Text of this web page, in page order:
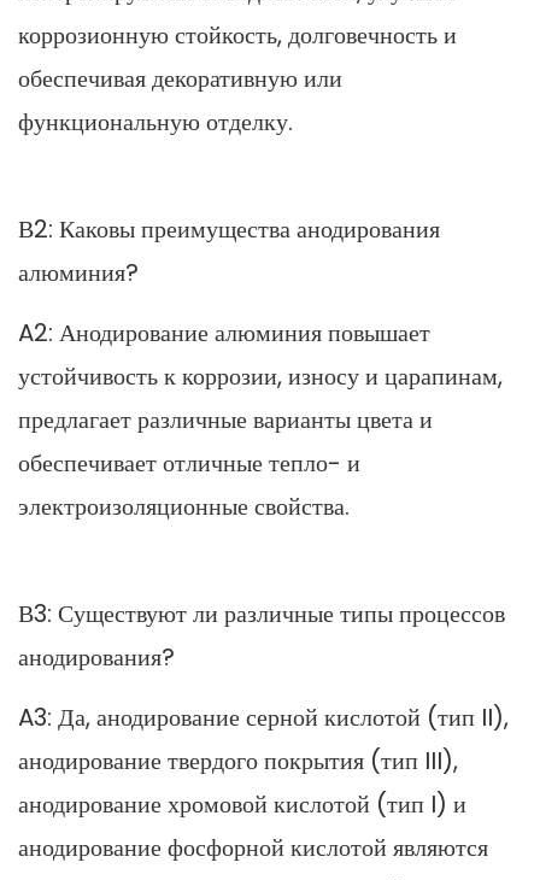
коррозионную стойкость, долговечность и
обеспечивая декоративную или
функциональную отделку.
В2: Каковы преимущества анодирования
алюминия?
A2: Анодирование алюминия повышает
устойчивость к коррозии, износу и царапинам,
предлагает различные варианты цвета и
обеспечивает отличные тепло- и
электроизоляционные свойства.
В3: Существуют ли различные типы процессов
анодирования?
A3: Да, анодирование серной кислотой (тип II),
анодирование твердого покрытия (тип III),
анодирование хромовой кислотой (тип I) и
анодирование фосфорной кислотой являются